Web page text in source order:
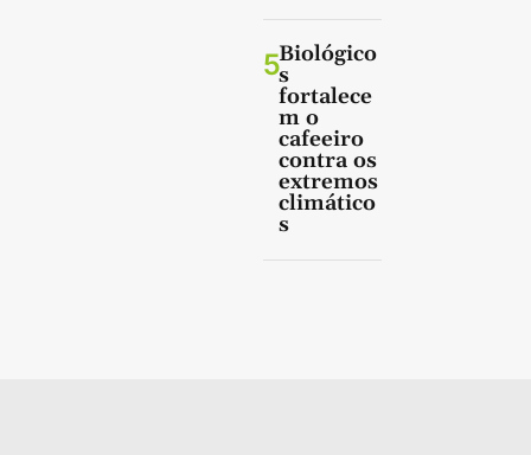
5Biológico
s
fortalece
m o
cafeeiro
contra os
extremos
climático
s